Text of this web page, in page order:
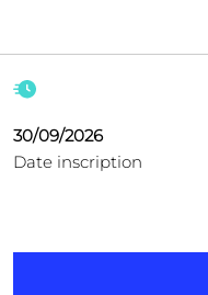
30/09/2026
Date inscription